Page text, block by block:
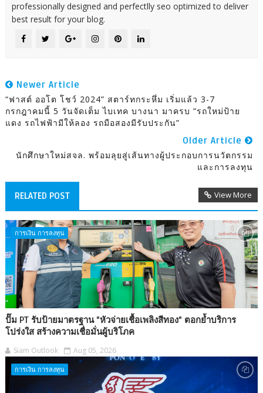
professionally designed and perfectlly seo optimized to deliver
best result for your blog.
Newer Article
“ฟาสต์ ออโต โชว์ 2024” สตาร์ทกระหึ่ม เริ่มแล้ว 3-7
กรกฎาคมนี้ 5 วันจัดเต็ม ไบเทค บางนา มาครบ “รถใหม่ป้าย
แดง รถไฟฟ้ามีให้ลอง รถมือสองมีรับประกัน”
Older Article
นักศึกษาใหม่สจล. พร้อมลุยสู่เส้นทางผู้ประกอบการนวัตกรรม
และการลงทุน
RELATED POST View More
การเงิน การลงทุน
ปั๊ม PT รับป้ายมาตรฐาน "หัวจ่ายเชื้อเพลิงสีทอง" ตอกย้ำบริการ
โปร่งใส สร้างความเชื่อมั่นผู้บริโภค
Siam Outlook Aug 05, 2026
การเงิน การลงทุน